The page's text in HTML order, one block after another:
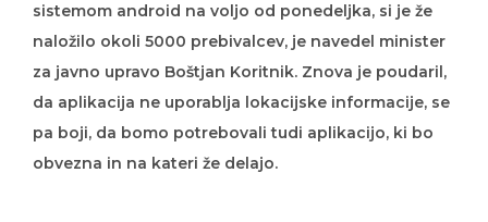
naložilo okoli 5000 prebivalcev, je navedel minister
za javno upravo Boštjan Koritnik. Znova je poudaril,
da aplikacija ne uporablja lokacijske informacije, se
pa boji, da bomo potrebovali tudi aplikacijo, ki bo
obvezna in na kateri že delajo.